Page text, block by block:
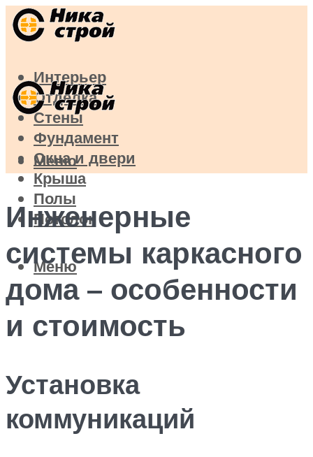
Интерьер
Отделка
Стены
Фундамент
Окна и двери
Крыша
Полы
Потолок
Меню
Меню
Инженерные
системы каркасного
дома – особенности
и стоимость
Установка
коммуникаций